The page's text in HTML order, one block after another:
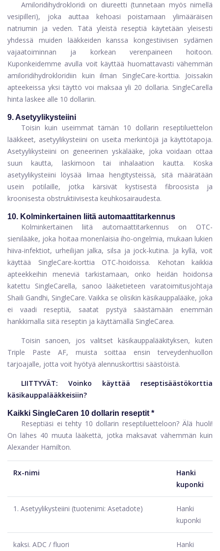
Amiloridihydrokloridi on diureetti (tunnetaan myös nimellä
vesipilleri), joka auttaa kehoasi poistamaan ylimääräisen
natriumin ja veden. Tätä yleistä reseptiä käytetään yleisesti
yhdessä muiden lääkkeiden kanssa kongestiivisen sydämen
vajaatoiminnan ja korkean verenpaineen hoitoon.
Kuponkeidemme avulla voit käyttää huomattavasti vähemmän
amiloridihydrokloridiin kuin ilman SingleCare-korttia. Joissakin
apteekeissa yksi täyttö voi maksaa yli 20 dollaria. SingleCarella
hinta laskee alle 10 dollariin.
9. Asetyylikysteiini
Toisin kuin useimmat tämän 10 dollarin reseptiluettelon
lääkkeet, asetyylikysteiini on useita merkintöjä ja käyttötapoja.
Asetyylikysteiini on geneerinen yskälääke, joka voidaan ottaa
suun kautta, laskimoon tai inhalaation kautta. Koska
asetyylikysteiini löysää limaa hengitysteissä, sitä määrätään
usein potilaille, jotka kärsivät kystisestä fibroosista ja
kroonisesta obstruktiivisesta keuhkosairaudesta.
10. Kolminkertainen liitä automaattitarkennus
Kolminkertainen liitä automaattitarkennus
on OTC-
sienilääke, joka hoitaa monenlaisia ​​iho-ongelmia, mukaan lukien
hiiva-infektiot, urheilijan jalka, silsa ja jock-kutina. Ja kyllä, voit
käyttää SingleCare-korttia OTC-hoidoissa. Kehotan kaikkia
apteekkeihin meneviä tarkistamaan, onko heidän hoidonsa
katettu SingleCarella, sanoo lääketieteen varatoimitusjohtaja
Shaili Gandhi, SingleCare. Vaikka se olisikin käsikauppalääke, joka
ei vaadi reseptiä, saatat pystyä säästämään enemmän
hankkimalla siitä reseptin ja käyttämällä SingleCarea.
Toisin sanoen, jos valitset käsikauppalääkityksen, kuten
Triple Paste AF, muista soittaa ensin terveydenhuollon
tarjoajalle, jotta voit hyötyä alennuskorttisi säästöistä.
LIITTYVÄT:
Voinko käyttää reseptisäästökorttia
käsikauppalääkkeisiin?
Kaikki SingleCaren 10 dollarin reseptit *
Reseptiäsi ei tehty 10 dollarin reseptiluetteloon? Älä huoli!
On lähes 40 muuta lääkettä, jotka maksavat vähemmän kuin
Alexander Hamilton.
Rx-nimi
Hanki
kuponki
1. Asetyylikysteiini (tuotenimi: Asetadote)
Hanki
kuponki
kaksi. ADC / fluori
Hanki